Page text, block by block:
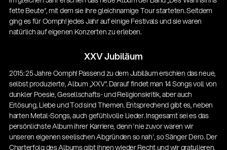
fette Beute“, mit dem sie ihre gleichnamige Tour starteten. Seitdem
ging es für Oomph! jedes Jahr auf einige Festivals und sie waren
natürlich auf eigenen Konzerten zu erleben.
XXV Jubiläum
2015: 25 Jahre Oomph! Passend zu dem Jubiläum erschien das neue,
selbst produzierte, Album „XXV“. Darauf findet man 14 Songs voll von
dunkler Poesie, Gesellschafts- und Religionskritik, aber auch
Erlösung, Liebe und Tod sind Themen. Entsprechend gibt es, neben
harten Metal-Songs, auch gefühlvolle Lieder. Insgesamt sei es das
persönlichste Album ihrer Karriere, denn ’nie zuvor waren wir
unseren eigenen seelischen Abgründen so nah‘, so Sänger Dero. Der
Charterfolg des Albums gibt ihnen wieder Recht und wir gratulieren.